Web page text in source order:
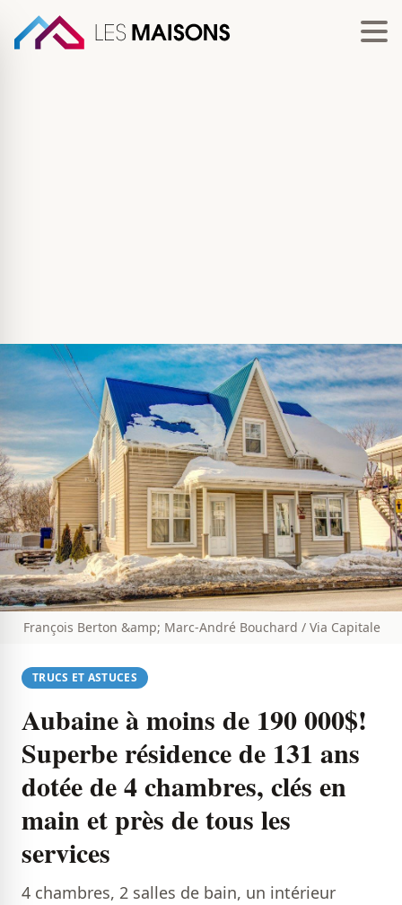
François Berton &amp; Marc-André Bouchard / Via Capitale
TRUCS ET ASTUCES
Aubaine à moins de 190 000$!
Superbe résidence de 131 ans
dotée de 4 chambres, clés en
main et près de tous les
services
4 chambres, 2 salles de bain, un intérieur